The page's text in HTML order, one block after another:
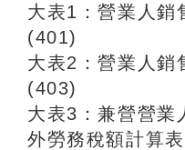
大表1：營業人銷
(401)
大表2：營業人銷
(403)
大表3：兼營營業
外勞務稅額計算表